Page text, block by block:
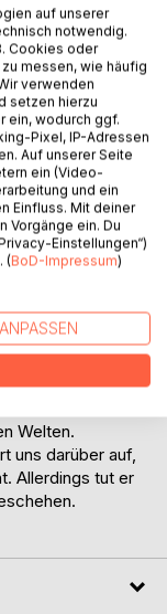
dem Kommissar
sich in Frauen
verloren. Die
zur totalen
Welten.
uns darüber auf,
Allerdings tut er
auf unserer
notwendig.
Cookies oder
messen, wie häufig
verwenden
setzen hierzu
ein, wodurch ggf.
Pixel, IP-Adressen
Auf unserer Seite
ein (Video-
und ein
Einfluss. Mit deiner
Vorgänge ein. Du
Einstellungen“)
(BoD-Impressum)
ANPASSEN